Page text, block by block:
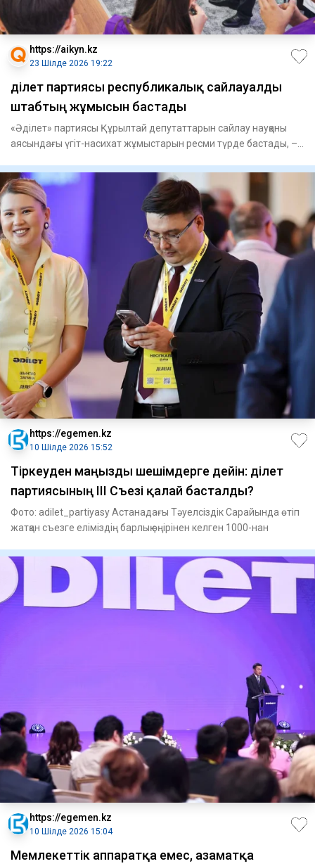
https://aikyn.kz
23 Шілде 2026 19:22
Әділет партиясы республикалық сайлауалды
штабтың жұмысын бастады
«Әділет» партиясы Құрылтай депутаттарын сайлау науқаны
аясындағы үгіт-насихат жұмыстарын ресми түрде бастады, –
https://egemen.kz
10 Шілде 2026 15:52
Тіркеуден маңызды шешімдерге дейін: Әділет
партиясының ІІІ Съезі қалай басталды?
Фото: adilet_partiyasy Астанадағы Тәуелсіздік Сарайында өтіп
жатқан съезге еліміздің барлық өңірінен келген 1000-нан
https://egemen.kz
10 Шілде 2026 15:04
Мемлекеттік аппаратқа емес, азаматқа